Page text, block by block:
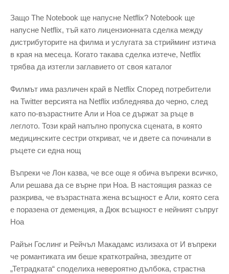
Защо The Notebook ще напусне Netflix? Notebook ще
напусне Netflix, тъй като лицензионната сделка между
дистрибуторите на филма и услугата за стрийминг изтича
в края на месеца. Когато такава сделка изтече, Netflix
трябва да изтегли заглавието от своя каталог
Филмът има различен край в Netflix Според потребители
на Twitter версията на Netflix избледнява до черно, след
като по-възрастните Али и Ноа се държат за ръце в
леглото. Този край напълно пропуска сцената, в която
медицинските сестри откриват, че и двете са починали в
ръцете си една нощ
Въпреки че Лон казва, че все още я обича въпреки всичко,
Али решава да се върне при Ноа. В настоящия разказ се
разкрива, че възрастната жена всъщност е Али, която сега
е поразена от деменция, а Дюк всъщност е нейният съпруг
Ноа
Райън Гослинг и Рейчъл Макадамс излизаха от И въпреки
че романтиката им беше краткотрайна, звездите от
„Тетрадката“ споделиха невероятно дълбока, страстна